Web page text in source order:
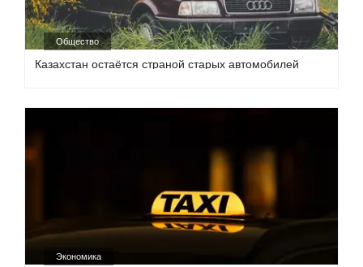
Общество
Казахстан остаётся страной старых автомобилей
Экономика